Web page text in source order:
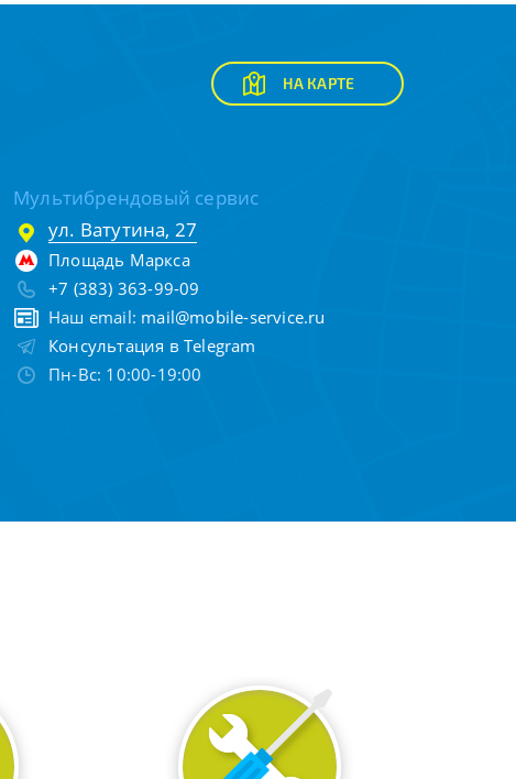
НА КАРТЕ
Мультибрендовый сервис
ул. Ватутина, 27
Площадь Маркса
+7 (383) 363-99-09
Наш email: mail@mobile-service.ru
Консультация в Telegram
Пн-Вс: 10:00-19:00